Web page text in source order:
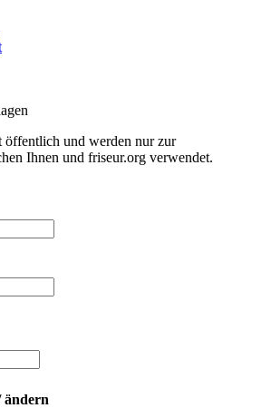
öffentlich und werden nur zur
Ihnen und friseur.org verwendet.
ändern